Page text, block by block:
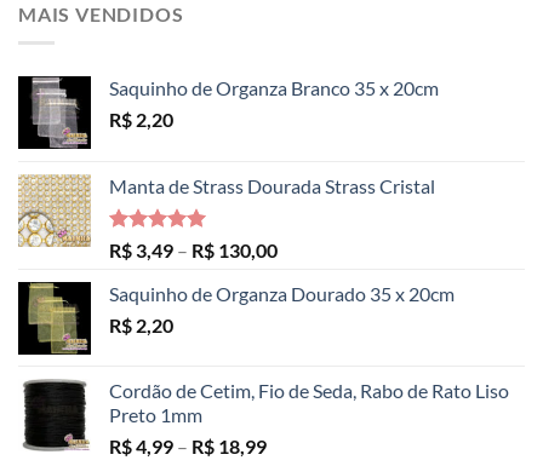
MAIS VENDIDOS
Saquinho de Organza Branco 35 x 20cm
R$ 2,20
Manta de Strass Dourada Strass Cristal
Avaliação
5.00
de 5
R$ 3,49 – R$ 130,00Faixa
preço:
Saquinho de Organza Dourado 35 x 20cm
R$ 2,20
Cordão de Cetim, Fio de Seda, Rabo de Rato Liso
Preto 1mm
R$4,99 – R$ 18,99Faixa